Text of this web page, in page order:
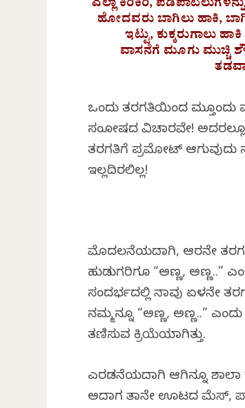
ಎಲ್ಲಾ ಕಿರಿಕಿರಿ,
ಹೋದವರು ಬಾಗಿಲು ಹಾಕಿ,
ಇಟ್ಟು, ಕುಕ್ಕರುಗಾಲು
ವಾಸನೆಗೆ ಮೂಗು ಮುಚ್ಚಿ
ಒಂದು ತರಗತಿಯಿಂದ
ಸಂತೋಷದ ವಿಚಾರವೇ!
ತರಗತಿಗೆ ಪ್ರಮೋಟ್ ಆಗುವುದು
ಇಲ್ಲದಿರಲಿಲ್ಲ!
ಮೊದಲನೆಯದಾಗಿ, ಆರನೇ
ಹುಡುಗರಿಗೂ “ಅಣ್ಣ, ಅಣ್ಣ..”
ಸಂದರ್ಭದಲ್ಲಿ ನಾವು ಏಳನೇ
ನಮ್ಮನ್ನೂ “ಅಣ್ಣ, ಅಣ್ಣ..”
ತಣಿಸುವ ಕ್ರಿಯೆಯಾಗಿತ್ತು.
ಎರಡನೆಯದಾಗಿ ಆಗಿನ್ನೂ ಶಾಲಾ
ಅದಾಗ ತಾನೇ ಊಟದ ಮೆಸ್,